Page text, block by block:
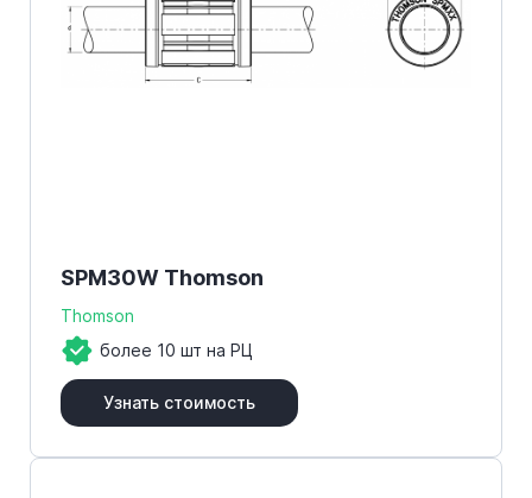
SPM30W Thomson
Thomson
более 10 шт на РЦ
Узнать стоимость